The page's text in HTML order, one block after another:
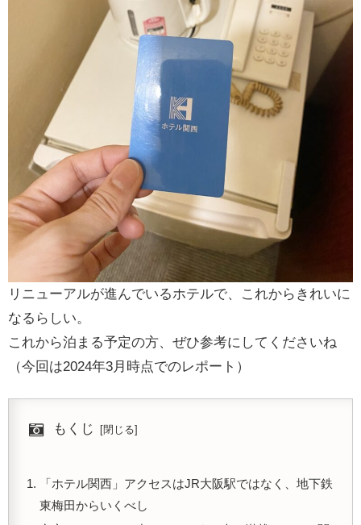
リニューアルが進んでいるホテルで、これからきれいに
なるらしい。
これから泊まる予定の方、ぜひ参考にしてくださいね
（今回は2024年3月時点でのレポート）
もくじ
「ホテル関西」アクセスはJR大阪駅ではなく、地下鉄
東梅田からいくべし